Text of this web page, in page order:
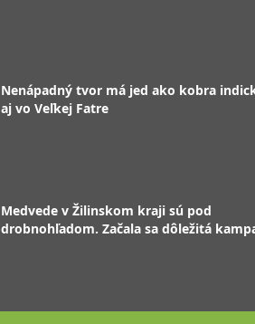
Nenápadný tvor má jed ako kobra
aj vo Veľkej Fatre
Medvede v Žilinskom kraji sú pod
drobnohľadom. Začala sa dôležitá